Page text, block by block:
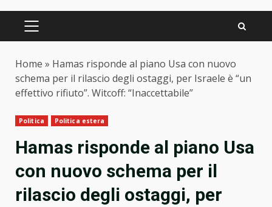
PRIMARY
Home » Hamas risponde al piano Usa con nuovo
schema per il rilascio degli ostaggi, per Israele è “un
effettivo rifiuto”. Witcoff: “Inaccettabile”
Politica Politica estera
Hamas risponde al piano Usa
con nuovo schema per il
rilascio degli ostaggi, per